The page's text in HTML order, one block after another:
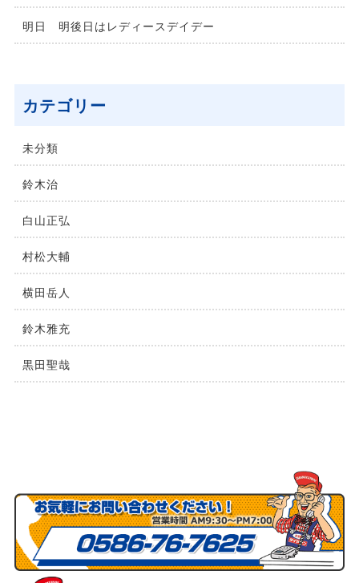
明日 明後日はレディースデイデー
カテゴリー
未分類
鈴⽊治
⽩⼭正弘
村松⼤輔
横⽥岳⼈
鈴木雅充
黒田聖哉